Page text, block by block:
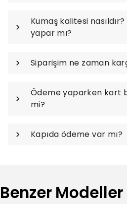
Kumaş kalitesi
yapar mı?
Siparişim ne zaman
Ödeme yaparken kart
mi?
Kapıda ödeme var mı?
Benzer Modeller